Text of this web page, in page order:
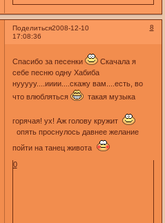
Поделиться 8
2008-12-10
17:08:36
Спасибо за песенки
Скачала я
себе песню одну Хабиба
нууууу....ииии....скажу вам....есть, во
что влюбляться
такая музыка
горячая! ух! Аж голову кружит
опять проснулось давнее желание
пойти на танец живота
0